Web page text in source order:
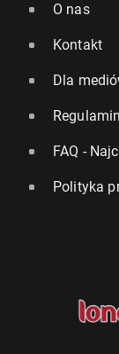
O nas
Kontakt
Dla
Regulamin
FAQ -
Polityka